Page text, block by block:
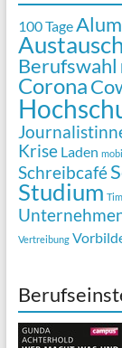
100 Tage
Austausch
Berufswahl
Corona
Krise Laden
Schreibcafé
Studium
Vertreibung